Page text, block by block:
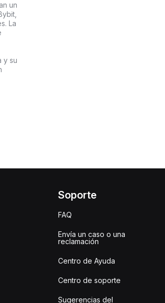
un
La
y su
Soporte
FAQ
Envía un caso o una
reclamación
Centro de Ayuda
Centro de soporte
Sugerencias del